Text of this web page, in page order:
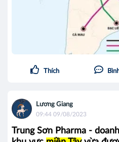
Thích
Lương Giang
09:44 09/08/2023
Trung Sơn Pharma -